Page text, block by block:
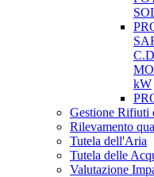
kW
Gestione Rifiuti
Rilevamento
Tutela dell'Aria
Tutela delle
Valutazione